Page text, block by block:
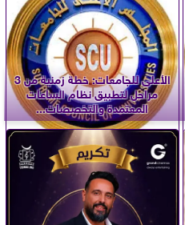
الأعلى للجامعات: خطة زمنية من 3
مراحل لتطبيق نظام الساعات
المعتمدة والتخصصات...